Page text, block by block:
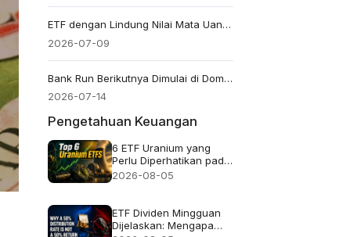
ETF dengan Lindung Nilai Mata Uang vs Tanpa Lindung Nilai: Bagaimana Pergerakan Dolar Mengubah Imbal Hasil
2026-07-09
Bank Run Berikutnya Dimulai di Dompet Kripto dan Berakhir di Pasar Surat Berharga Negara AS
2026-07-14
Pengetahuan Keuangan
6 ETF Uranium yang
Perlu Diperhatikan pada
2026 dan Isi
2026-08-05
ETF Dividen Mingguan
Dijelaskan: Mengapa